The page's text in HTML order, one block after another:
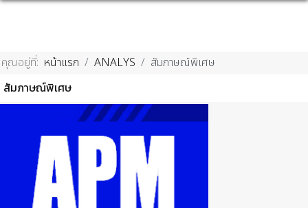
คุณอยู่ที่: หน้าแรก ANALYS
สัมภาษณ์พิเศษ
สัมภาษณ์พิเศษ